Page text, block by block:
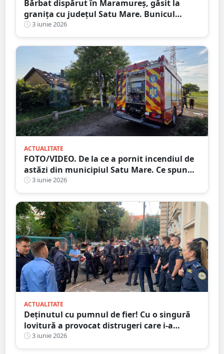
Bărbat dispărut în Maramureș, găsit la
granița cu județul Satu Mare. Bunicul
plecase la căutat de ciuperci
3 iunie 2026
ACTUALITATE
FOTO/VIDEO. De la ce a pornit incendiul de
astăzi din municipiul Satu Mare. Ce spun
pompierii
3 iunie 2026
ACTUALITATE
Deținutul cu pumnul de fier! Cu o singură
lovitură a provocat distrugeri care i-a
speriat și pe gardienii Penitenciarului Satu
Mare
3 iunie 2026